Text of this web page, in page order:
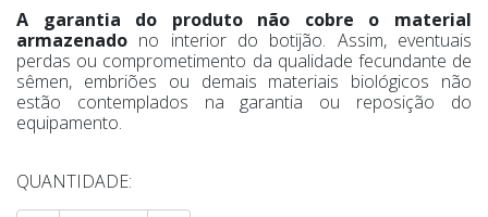
A garantia do produto não cobre o material
armazenado no interior do botijão. Assim, eventuais
perdas ou comprometimento da qualidade fecundante de
sêmen, embriões ou demais materiais biológicos não
estão contemplados na garantia ou reposição do
equipamento.
QUANTIDADE: